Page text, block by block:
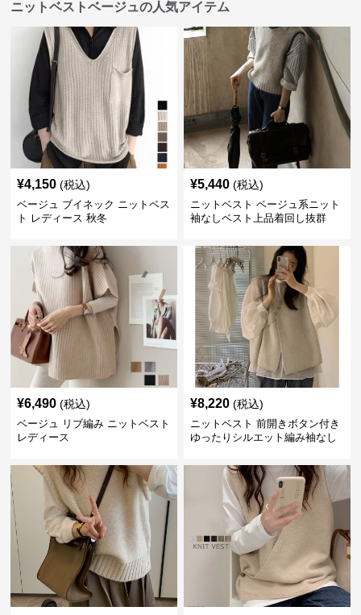
ニットベストベージュの人気アイテム
¥4,150 (税込)
ベージュ ブイネック ニットベス
ト レディース 秋冬
¥5,440 (税込)
ニットベスト ベージュ系ニット
袖なしベスト上品着回し抜群
¥6,490 (税込)
ベージュ リブ編み ニットベスト
レディース
¥8,220 (税込)
ニットベスト 前開きボタン付き
ゆったりシルエット編み袖なし